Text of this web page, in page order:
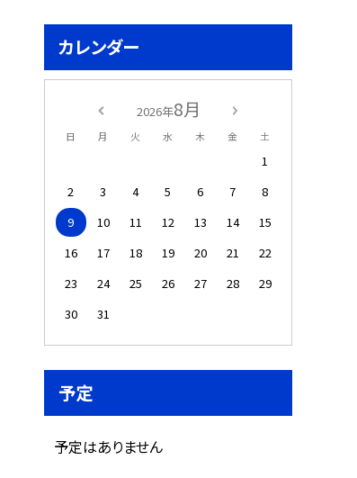
カレンダー
2026年8月
日 月 火 水 木 金 土
1
2
3 4 5 6 7
8
9
10 11 12 13 14
15
16
17 18 19 20 21
22
23
24 25 26 27 28
29
30
31
予定
予定はありません